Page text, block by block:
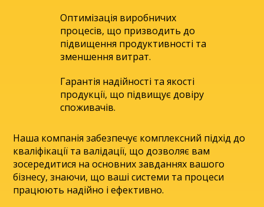
Оптимізація виробничих
процесів, що призводить до
підвищення продуктивності та
зменшення витрат.
Гарантія надійності та якості
продукції, що підвищує довіру
споживачів.
Наша компанія забезпечує комплексний підхід до
кваліфікації та валідації, що дозволяє вам
зосередитися на основних завданнях вашого
бізнесу, знаючи, що ваші системи та процеси
працюють надійно і ефективно.